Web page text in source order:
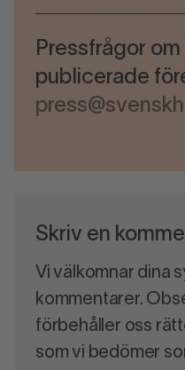
Pressfrågor
publicerade
Skriv en
Vi välkomnar dina
kommentarer.
förbehåller oss
som vi bedömer